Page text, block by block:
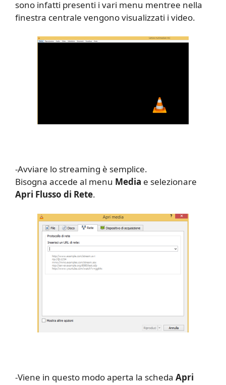
sono infatti presenti i vari menu mentree nella
finestra centrale vengono visualizzati i video.
-Avviare lo streaming è semplice.
Bisogna accede al menu Media e selezionare
Apri Flusso di Rete.
-Viene in questo modo aperta la scheda Apri